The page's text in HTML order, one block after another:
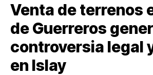
Venta de terrenos
de Guerreros
controversia legal
en Islay